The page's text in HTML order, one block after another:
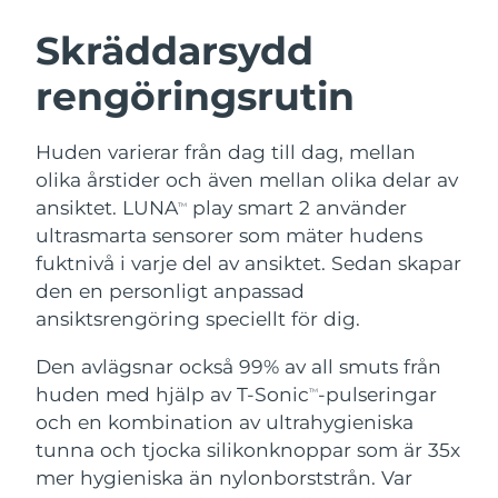
Skräddarsydd
rengöringsrutin
Huden varierar från dag till dag, mellan
olika årstider och även mellan olika delar av
ansiktet. LUNATM
play smart 2 använder
ultrasmarta sensorer som mäter hudens
fuktnivå i varje del av ansiktet. Sedan skapar
den en personligt anpassad
ansiktsrengöring speciellt för dig.
Den avlägsnar också 99% av all smuts från
huden med hjälp av T-SonicTM-pulseringar
och en kombination av ultrahygieniska
tunna och tjocka silikonknoppar som är 35x
mer hygieniska än nylonborststrån. Var
LUNA™ 4-paket
Anti-aging massage
LUNA™ 4 Plus
Massage, LED heating
LUNA™ 4 Men
For men, anti-aging massage
BEAR™ 2-paket
Microcurrent toning
BEAR™ 2 go
Microcurrent toning on-the-go
BEAR™ 2 eyes & lips
Microcurrent line smoothing device
Återfuktning
UFO™ 3-paket
Deep facial hydration
UFO™ 3 LED
Near-infrared and red light therapy
device
Munvård
issa™ 4
Hybrid silicone sonic toothbrush
issa™ 4 plus
Smart hybrid silicone sonic toothbrush
FAQ™ ANTI-AGING-BEHANDLING
Anti-aging LED-behandlingar
NEW
Österrike Förväntad leverans
Bahrain Förväntad leverans
Belgien
Bermuda Förväntad leverans8/16/26
Bosnien och
Hercegovina
Förväntad leverans8/13/26
Brunei Förväntad leverans
Bulgarien Förväntad leverans8/10/26
Kanada Förväntad leverans8/14/26
Chile Förväntad leverans8/14/26